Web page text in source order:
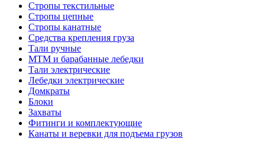
Стропы текстильные
Стропы цепные
Стропы канатные
Средства крепления груза
Тали ручные
МТМ и барабанные лебедки
Тали электрические
Лебедки электрические
Домкраты
Блоки
Захваты
Фитинги и комплектующие
Канаты и веревки для подъема грузов